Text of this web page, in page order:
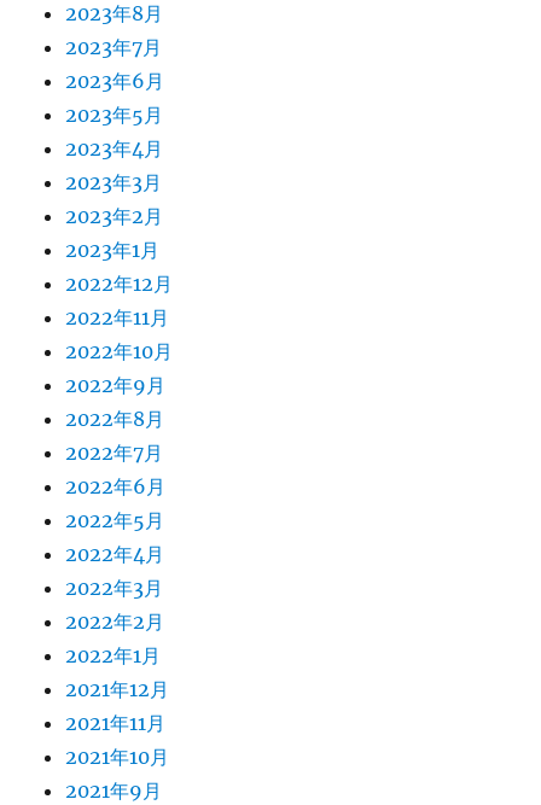
2023年8月
2023年7月
2023年6月
2023年5月
2023年4月
2023年3月
2023年2月
2023年1月
2022年12月
2022年11月
2022年10月
2022年9月
2022年8月
2022年7月
2022年6月
2022年5月
2022年4月
2022年3月
2022年2月
2022年1月
2021年12月
2021年11月
2021年10月
2021年9月